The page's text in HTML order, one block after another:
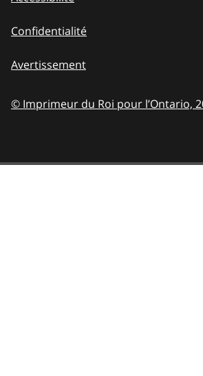
Confidentialité
Avertissement
© Imprimeur du Roi pour l’Ontario,